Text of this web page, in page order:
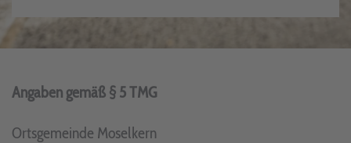
Angaben gemäß § 5 TMG
Ortsgemeinde Moselkern